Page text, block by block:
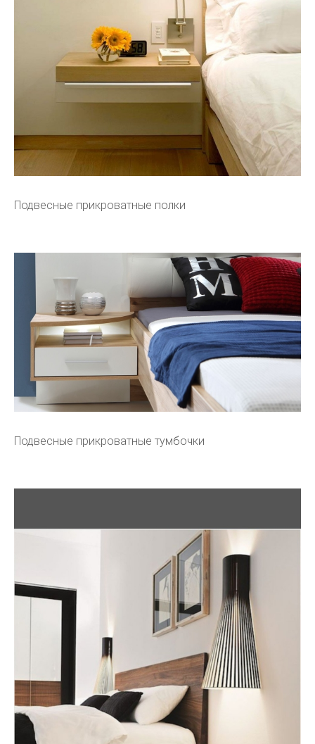
Подвесные прикроватные полки
Подвесные прикроватные тумбочки